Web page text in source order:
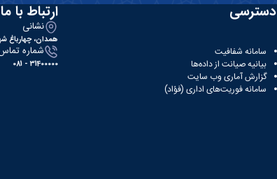
دسترسی
سامانه شفافیت
بیانیه صیانت از داده‌ها
گزارش آماری وب‌ سایت
سامانه فوریت‌های اداری (فؤاد)
ارتباط با ما
نشانی
همدان، چهارباغ
شماره
31400000 - 081